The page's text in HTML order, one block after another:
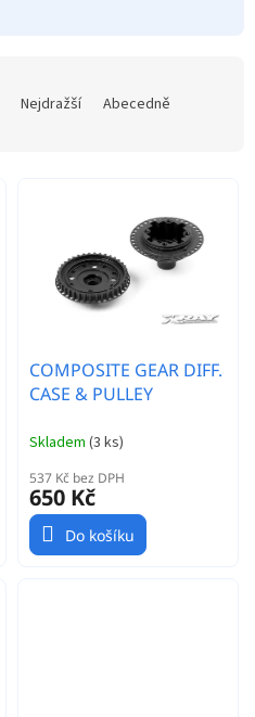
Nejdražší Abecedně
COMPOSITE GEAR DIFF.
CASE & PULLEY
Skladem (3 ks)
537 Kč bez DPH
650 Kč
Do košíku